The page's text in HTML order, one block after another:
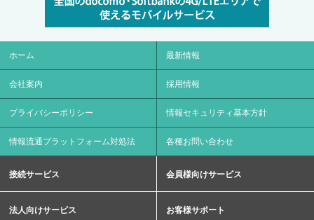
ホーム 最新情報
会社案内 採用情報
プライバシーポリシー 情報セキュリティ基本方針
情報流通プラットフォーム対処法 各種お問い合わせ
接続サービス 会員様向けサービス
法人向けサービス お客様サポート